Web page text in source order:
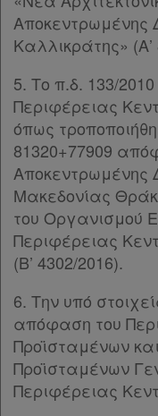
Αποκεντρωμένης
Καλλικράτης» (Α’
5. Το π.δ. 133/
Περιφέρειας
όπως
81320+77909
Αποκεντρωμένης
Μακεδονίας
του Οργανισμού
Περιφέρειας
(Β’ 4302/2016).
6. Την υπό
απόφαση του
Προϊσταμένων
Προϊσταμένων
Περιφέρειας